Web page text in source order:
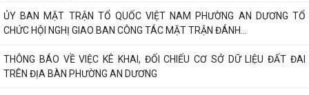
ỦY BAN MẶT TRẬN TỔ QUỐC VIỆT NAM PHƯỜNG AN DƯƠNG TỔ
CHỨC HỘI NGHỊ GIAO BAN CÔNG TÁC MẶT TRẬN ĐÁNH...
THÔNG BÁO VỀ VIỆC KÊ KHAI, ĐỐI CHIẾU CƠ SỞ DỮ LIỆU ĐẤT ĐAI
TRÊN ĐỊA BÀN PHƯỜNG AN DƯƠNG